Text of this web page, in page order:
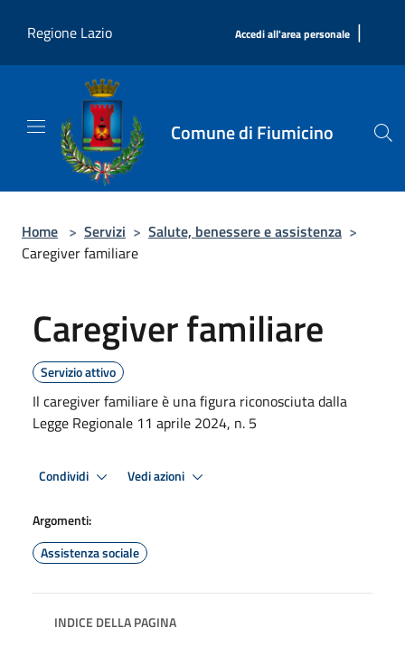
Regione Lazio
Accedi all'area personale |
Comune di Fiumicino
Home > Servizi > Salute, benessere e assistenza >
Caregiver familiare
Caregiver familiare
Servizio attivo
Il caregiver familiare è una figura riconosciuta dalla
Legge Regionale 11 aprile 2024, n. 5
Condividi Vedi azioni
Argomenti:
Assistenza sociale
INDICE DELLA PAGINA